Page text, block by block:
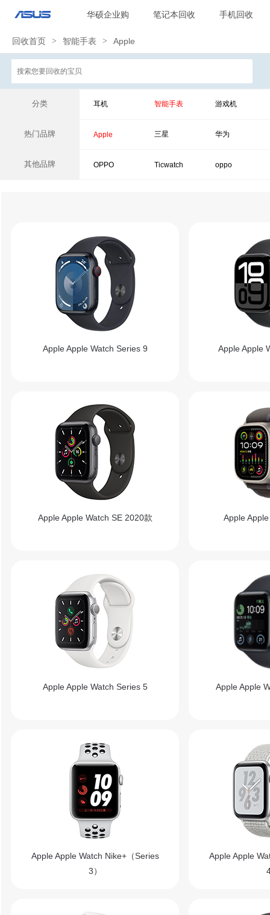
华硕企业购 笔记本回收 手机回收
回收首页 > 智能手表 > Apple
分类 耳机 智能手表 游戏机
热门品牌 Apple 三星 华为
其他品牌 OPPO Ticwatch oppo
Apple Apple Watch Series 9 Apple Apple
Apple Apple Watch SE 2020款 Apple
Apple Apple Watch Series 5 Apple Apple
Apple Apple Watch Nike+（Series
3）
Apple Apple